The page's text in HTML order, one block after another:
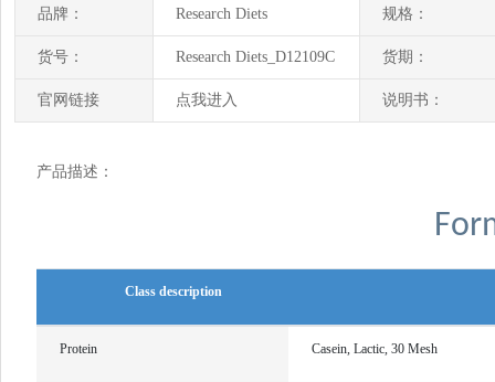
品牌： Research Diets 规格：
货号： Research Diets_D12109C 货期：
官网链接 点我进入 说明书：
产品描述：
Class description
Protein Casein, Lactic, 30 Mesh